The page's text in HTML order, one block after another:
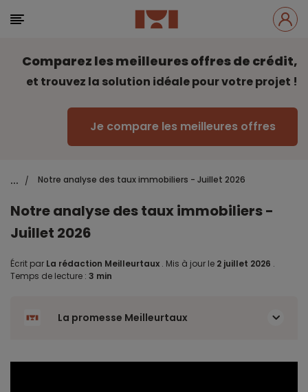
Comparez les meilleures offres de crédit,
et trouvez la solution idéale pour votre projet !
Je compare les meilleures offres
... / Notre analyse des taux immobiliers - Juillet 2026
Notre analyse des taux immobiliers -
Juillet 2026
Écrit par La rédaction Meilleurtaux . Mis à jour le 2 juillet 2026 .
Temps de lecture : 3 min
La promesse Meilleurtaux